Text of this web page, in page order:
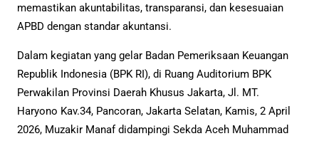
memastikan akuntabilitas, transparansi, dan kesesuaian
APBD dengan standar akuntansi.
Dalam kegiatan yang gelar Badan Pemeriksaan Keuangan
Republik Indonesia (BPK RI), di Ruang Auditorium BPK
Perwakilan Provinsi Daerah Khusus Jakarta, Jl. MT.
Haryono Kav.34, Pancoran, Jakarta Selatan, Kamis, 2 April
2026, Muzakir Manaf didampingi Sekda Aceh Muhammad